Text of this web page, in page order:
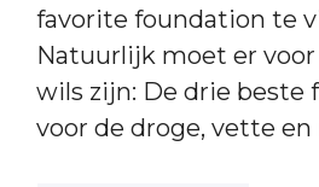
favorite foundation te
Natuurlijk moet er
wils zijn: De drie beste
voor de droge, vette